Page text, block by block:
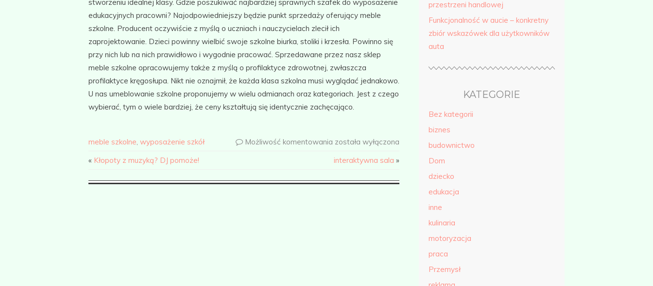
stworzeniu idealnej klasy. Gdzie poszukiwać najbardziej sprawnych szafek do wyposażenie
edukacyjnych pracowni? Najodpowiedniejszy będzie punkt sprzedaży oferujący meble
szkolne. Producent oczywiście z myślą o uczniach i nauczycielach zlecił ich
zaprojektowanie. Dzieci powinny wielbić swoje szkolne biurka, stoliki i krzesła. Powinno się
przy nich lub na nich prawidłowo i wygodnie pracować. Sprzedawane przez nasz sklep
meble szkolne opracowujemy także z myślą o profilaktyce zdrowotnej, zwłaszcza
profilaktyce kręgosłupa. Nikt nie oznajmił, że każda klasa szkolna musi wyglądać jednakowo.
U nas umeblowanie szkolne proponujemy w wielu odmianach oraz kategoriach. Jest z czego
wybierać, tym o wiele bardziej, że ceny kształtują się identycznie zachęcająco.
meble szkolne, wyposażenie szkół Możliwość komentowania została wyłączona
« Kłopoty z muzyką? DJ pomoże! interaktywna sala »
przestrzeni handlowej
Funkcjonalność w aucie – konkretny
zbiór wskazówek dla użytkowników
auta
KATEGORIE
Bez kategorii
biznes
budownictwo
Dom
dziecko
edukacja
inne
kulinaria
motoryzacja
praca
Przemysł